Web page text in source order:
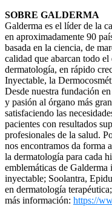
SOBRE GALDERMA
Galderma es el líder de la
en aproximadamente 90
basada en la ciencia, de
calidad que abarcan todo
dermatología, en rápido
Inyectable, la
Desde nuestra fundación
y pasión al órgano más
satisfaciendo las
pacientes con resultados
profesionales de la salud.
nos encontramos da forma
la dermatología para cada
emblemáticas de
inyectable; Soolantra,
en dermatología
más información: https://